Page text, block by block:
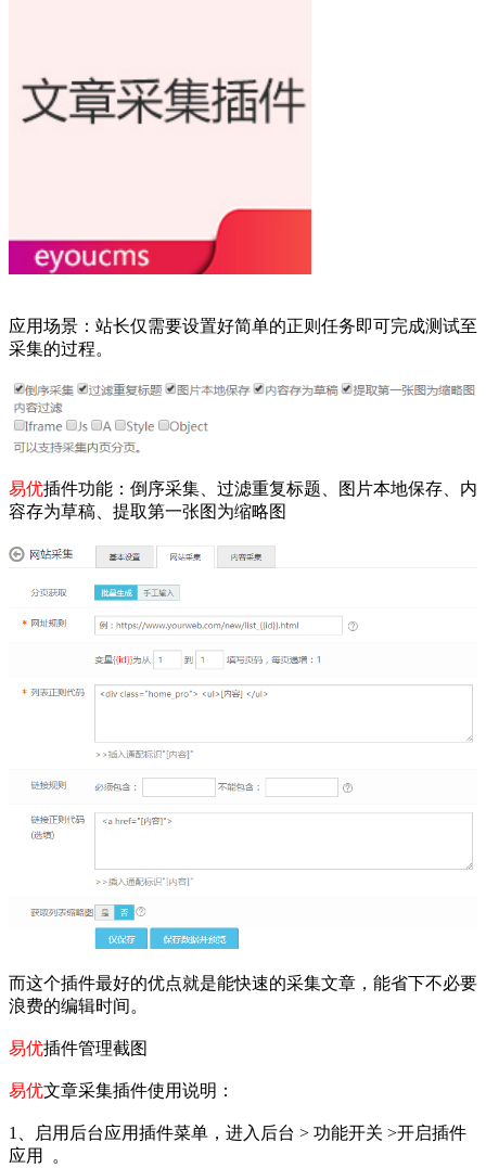
应用场景： 站长仅需要设置好简单的正则任务即可完成测试至
采集的过程。
易优插件功能：倒序采集、过滤重复标题、图片本地保存、内
容存为草稿、提取第一张图为缩略图
而这个插件最好的优点就是能快速的采集文章，能省下不必要
浪费的编辑时间。
易优插件管理截图
易优文章采集插件使用说明：
1、启用后台应用插件菜单，进入后台 > 功能开关 >开启插件
应用 。